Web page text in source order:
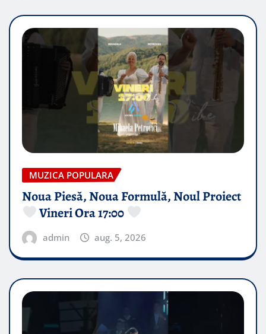
MUZICA POPULARA
Noua Piesă, Noua Formulă, Noul Proiect
Vineri Ora 17:00
admin aug. 5, 2026